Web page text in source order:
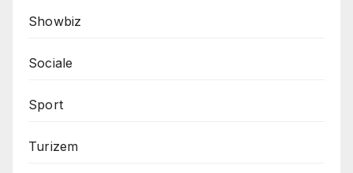
Showbiz
Sociale
Sport
Turizem